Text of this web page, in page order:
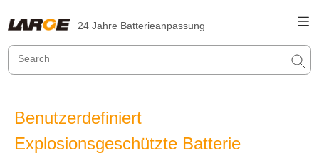
24 Jahre Batterieanpassung
Benutzerdefiniert
Explosionsgeschützte Batterie